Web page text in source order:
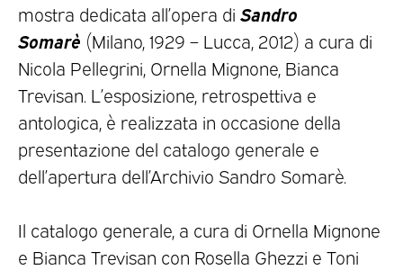
mostra dedicata all’opera di Sandro
Somarè (Milano, 1929 – Lucca, 2012) a cura di
Nicola Pellegrini, Ornella Mignone, Bianca
Trevisan. L’esposizione, retrospettiva e
antologica, è realizzata in occasione della
presentazione del catalogo generale e
dell’apertura dell’Archivio Sandro Somarè.
Il catalogo generale, a cura di Ornella Mignone
e Bianca Trevisan con Rosella Ghezzi e Toni